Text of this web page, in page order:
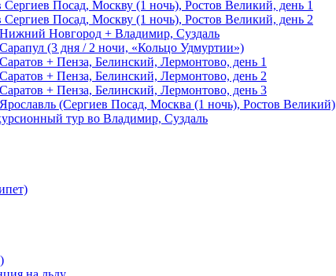
Сергиев Посад, Москву (1 ночь), Ростов Великий, день 1
Сергиев Посад, Москву (1 ночь), Ростов Великий, день 2
Новгород + Владимир, Суздаль
(3 дня / 2 ночи, «Кольцо Удмуртии»)
+ Пенза, Белинский, Лермонтово, день 1
+ Пенза, Белинский, Лермонтово, день 2
+ Пенза, Белинский, Лермонтово, день 3
(Сергиев Посад, Москва (1 ночь), Ростов Великий)
тур во Владимир, Суздаль